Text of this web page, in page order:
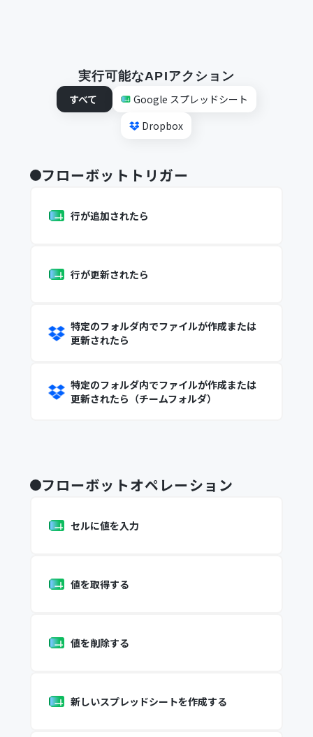
実行可能なAPIアクション
すべて
Google スプレッドシート
Dropbox
フローボットトリガー
行が追加されたら
行が更新されたら
特定のフォルダ内でファイルが作成または
更新されたら
特定のフォルダ内でファイルが作成または
更新されたら（チームフォルダ）
フローボットオペレーション
セルに値を入力
値を取得する
値を削除する
新しいスプレッドシートを作成する